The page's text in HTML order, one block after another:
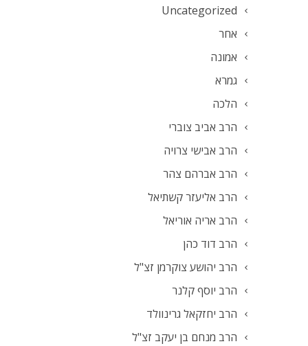
Uncategorized
אחר
אמונה
גמרא
הלכה
הרב אביב צוברי
הרב אבישי צרויה
הרב אברהם צהר
הרב אליעזר קשתיאל
הרב אריה אוריאל
הרב דוד כהן
הרב יהושע צוקרמן זצ"ל
הרב יוסף קלנר
הרב יחזקאל גרינוולד
הרב מנחם בן יעקב זצ"ל